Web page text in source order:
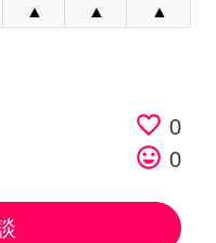
▲ ▲ ▲
favorite_border 0
tag_faces 0